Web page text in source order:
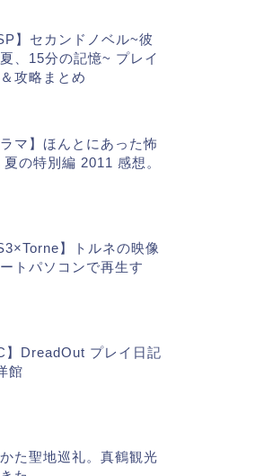
】セカンドノベル~彼
、15分の記憶~ プレイ
攻略まとめ
ラマ】ほんとにあった怖
夏の特別編 2011 感想。
】トルネの映像
トパソコンで再生す
】DreadOut プレイ日記
館
た聖地巡礼。真鶴観光